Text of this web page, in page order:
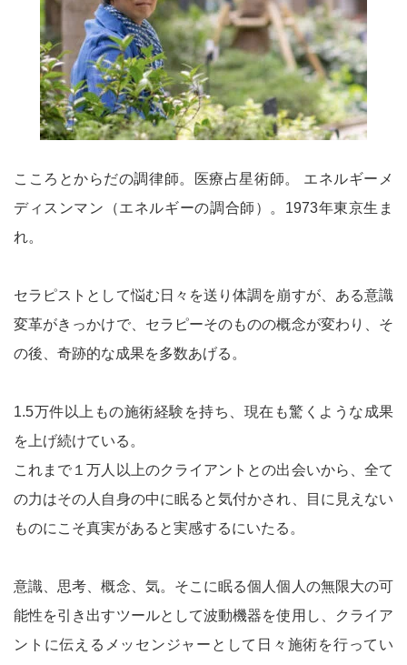
こころとからだの調律師。医療占星術師。 エネルギーメ
ディスンマン（エネルギーの調合師）。1973年東京生ま
れ。
セラピストとして悩む日々を送り体調を崩すが、ある意識
変革がきっかけで、セラピーそのものの概念が変わり、そ
の後、奇跡的な成果を多数あげる。
1.5万件以上もの施術経験を持ち、現在も驚くような成果
を上げ続けている。
これまで１万人以上のクライアントとの出会いから、全て
の力はその人自身の中に眠ると気付かされ、目に見えない
ものにこそ真実があると実感するにいたる。
意識、思考、概念、気。そこに眠る個人個人の無限大の可
能性を引き出すツールとして波動機器を使用し、クライア
ントに伝えるメッセンジャーとして日々施術を行ってい